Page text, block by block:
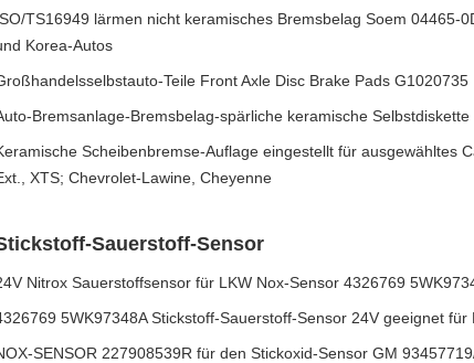
TS16949 lärmen nicht keramisches Bremsbelag Soem 04465-
Korea-Autos
Teile Front Axle Disc Brake Pads G1020735
Bremsanlage-Bremsbelag-spärliche keramische
Scheibenbremse-Auflage eingestellt für ausgewähltes
XTS; Chevrolet-Lawine, Cheyenne
Sauerstoff-Sensor
Nitrox Sauerstoffsensor für LKW Nox-Sensor 4326769
5WK97348A Stickstoff-Sauerstoff-Sensor 24V geeignet für
SENSOR 227908539R für den Stickoxid-Sensor GM